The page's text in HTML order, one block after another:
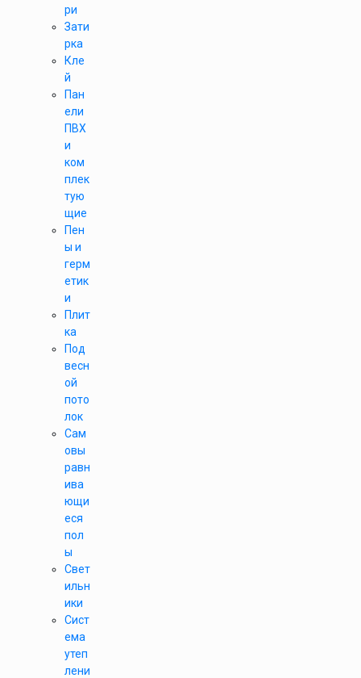
ри
Зати
рка
Кле
й
Пан
ели
ПВХ
и
ком
плек
тую
щие
Пен
ы и
герм
етик
и
Плит
ка
Под
весн
ой
пото
лок
Сам
овы
равн
ива
ющи
еся
пол
ы
Свет
ильн
ики
Сист
ема
утеп
лени